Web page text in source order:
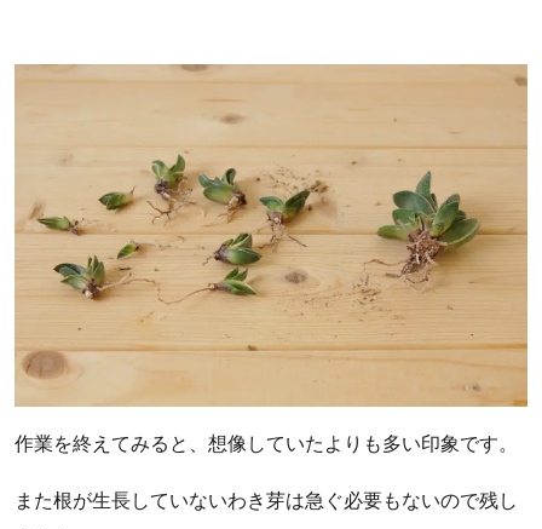
作業を終えてみると、想像していたよりも多い印象です。
また根が生長していないわき芽は急ぐ必要もないので残し